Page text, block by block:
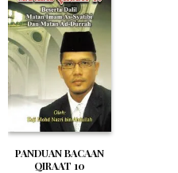
PANDUAN BACAAN
QIRAAT 10